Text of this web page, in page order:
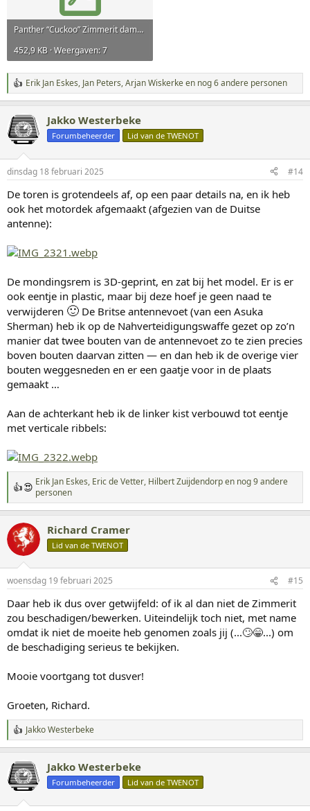
Panther “Cuckoo” Zimmerit damage.pdf
452,9 KB · Weergaven: 7
W
a
r
d
e
i
n
e
n
:
Erik Jan Eskes, Jan Peters,Arjan Wiskerkeen nog 6 andere personen
Jakko Westerbeke
Forumbeheerder Lid van de TWENOT
dinsdag 18 februari 2025 #14
De toren is grotendeels af, op een paar details na, en ik heb
ook het motordek afgemaakt (afgezien van de Duitse
antenne):
De mondingsrem is 3D-geprint, en zat bij het model. Er is er
ook eentje in plastic, maar bij deze hoef je geen naad te
verwijderen 🙂 De Britse antennevoet (van een Asuka
Sherman) heb ik op de Nahverteidigungswaffe gezet op zo’n
manier dat twee bouten van de antennevoet zo te zien precies
boven bouten daarvan zitten — en dan heb ik de overige vier
bouten weggesneden en er een gaatje voor in de plaats
gemaakt …
Aan de achterkant heb ik de linker kist verbouwd tot eentje
met verticale ribbels:
W
a
a
r
d
e
r
i
n
g
e
:
Erik Jan Eskes, Eric de Vetter, Hilbert Zuijdendorpen nog 9 andere
personen
Richard Cramer
Lid van de TWENOT
woensdag 19 februari 2025 #15
Daar heb ik dus over getwijfeld: of ik al dan niet de Zimmerit
zou beschadigen/bewerken. Uiteindelijk toch niet, met name
omdat ik niet de moeite heb genomen zoals jij (...🙄😁...) om
de beschadiging serieus te bekijken.
Mooie voortgang tot dusver!
Groeten, Richard.
W
a
r
d
e
Jakko Westerbeke
Jakko Westerbeke
Forumbeheerder Lid van de TWENOT